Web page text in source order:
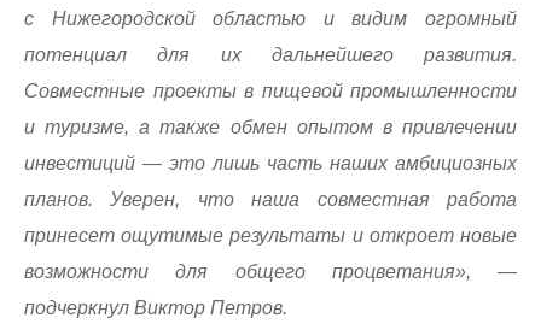
с Нижегородской областью и видим огромный
потенциал для их дальнейшего развития.
Совместные проекты в пищевой промышленности
и туризме, а также обмен опытом в привлечении
инвестиций — это лишь часть наших амбициозных
планов. Уверен, что наша совместная работа
принесет ощутимые результаты и откроет новые
возможности для общего процветания», —
подчеркнул Виктор Петров.